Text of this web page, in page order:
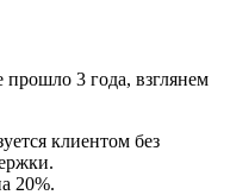
3 года, взглянем
клиентом без
20%.